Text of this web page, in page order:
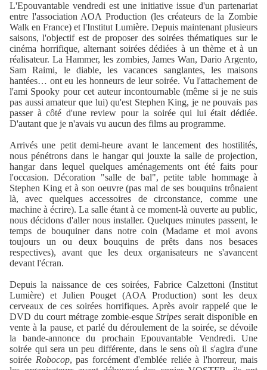
L'Epouvantablevendredi est une initiative issue d'un partenariat
entre l'association AOA Production (les créateurs de la Zombie
Walk en France) et l'Institut Lumière. Depuis maintenant plusieurs
saisons, l'objectif est de proposer des soirées thématiques sur le
cinéma horrifique, alternant soirées dédiées à un thème et à un
réalisateur. La Hammer, les zombies, James Wan, Dario Argento,
Sam Raimi, le diable, les vacances sanglantes, les maisons
hantées… ont eu les honneurs de leur soirée. Vu l'attachement de
l'ami Spooky pour cet auteur incontournable (même si je ne suis
pas aussi amateur que lui) qu'est Stephen King, je ne pouvais pas
passer à côté d'une review pour la soirée qui lui était dédiée.
D'autant que je n'avais vu aucun des films au programme.
Arrivés une petit demi-heure avant le lancement des hostilités,
nous pénétrons dans le hangar qui jouxte la salle de projection,
hangar dans lequel quelques aménagements ont été faits pour
l'occasion. Décoration "salle de bal", petite table hommage à
Stephen King et à son oeuvre (pas mal de ses bouquins trônaient
là, avec quelques accessoires de circonstance, comme une
machine à écrire). La salle étant à ce moment-là ouverte au public,
nous décidons d'aller nous installer. Quelques minutes passent, le
temps de bouquiner dans notre coin (Madame et moi avons
toujours un ou deux bouquins de prêts dans nos besaces
respectives), avant que les deux organisateurs ne s'avancent
devant l'écran.
Depuis la naissance de ces soirées, Fabrice Calzettoni (Institut
Lumière) et Julien Pouget (AOA Production) sont les deux
cerveaux de ces soirées horrifiques. Après avoir rappelé que le
DVD du court métrage zombie-esqueStripes serait disponible en
vente à la pause, et parlé du déroulement de la soirée, se dévoile
la bande-annonce du prochain Epouvantable Vendredi. Une
soirée qui sera un peu différente, dans le sens où il s'agira d'une
soirée Robocop, pas forcément d'emblée reliée à l'horreur, mais